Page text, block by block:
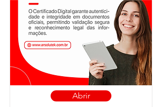
Abrir